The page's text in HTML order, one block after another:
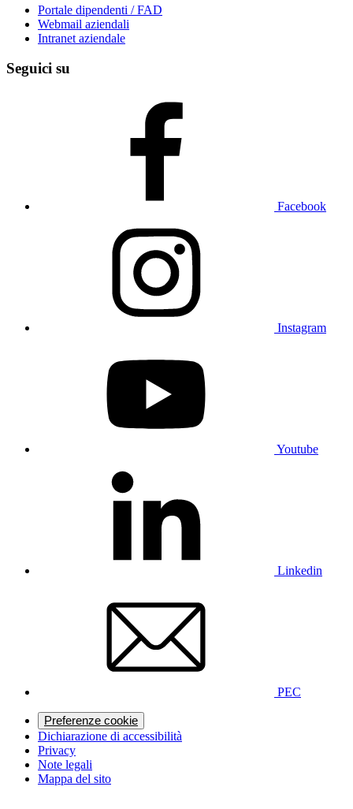
Portale dipendenti / FAD
Webmail aziendali
Intranet aziendale
Seguici su
Facebook
Instagram
Youtube
Linkedin
PEC
Preferenze cookie
Dichiarazione di accessibilità
Privacy
Note legali
Mappa del sito